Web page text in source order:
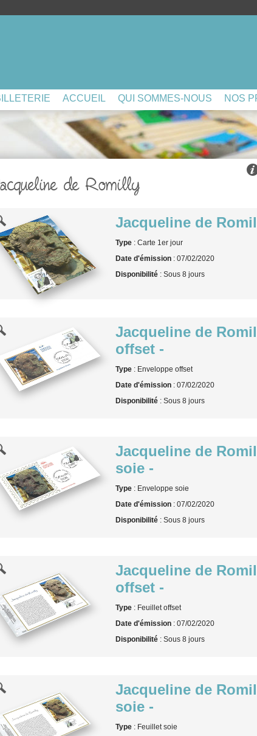
ACCUEIL QUI SOMMES-NOUS NOS
de Romilly
Jacqueline de
Type : Carte 1er jour
Date d'émission : 07/02/2020
Disponibilité : Sous 8 jours
Jacqueline de
offset -
Type : Enveloppe offset
Date d'émission : 07/02/2020
Disponibilité : Sous 8 jours
Jacqueline de
soie -
Type : Enveloppe soie
Date d'émission : 07/02/2020
Disponibilité : Sous 8 jours
Jacqueline de
offset -
Type : Feuillet offset
Date d'émission : 07/02/2020
Disponibilité : Sous 8 jours
Jacqueline de
soie -
Type : Feuillet soie